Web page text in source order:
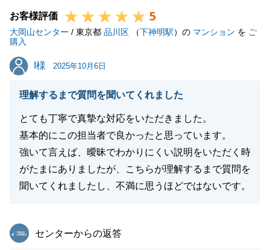
たことで円滑に進行することができました。
今後とも、ご相談等ございましたら何なりとお申し付
けくださいませ。
閉じる
お客様評価 5
大岡山センター / 東京都 品川区 （下神明駅）の マンション を ご
購入
I様
I様 2025年10月6日
理解するまで質問を聞いてくれました
とても丁寧で真摯な対応をいただきました。
基本的にこの担当者で良かったと思っています。
強いて言えば、曖昧でわかりにくい説明をいただく時
がたまにありましたが、こちらが理解するまで質問を
聞いてくれましたし、不満に思うほどではないです。
東急リバブル
センターからの返答